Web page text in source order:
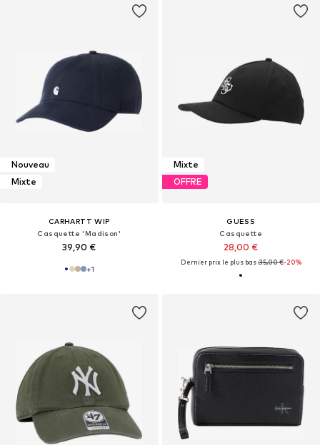
Nouveau
Mixte
CARHARTT WIP
Casquette 'Madison'
39,90 €
+1
Mixte
OFFRE
GUESS
Casquette
28,00 €
Dernier prix le plus bas :35,00 €-20%